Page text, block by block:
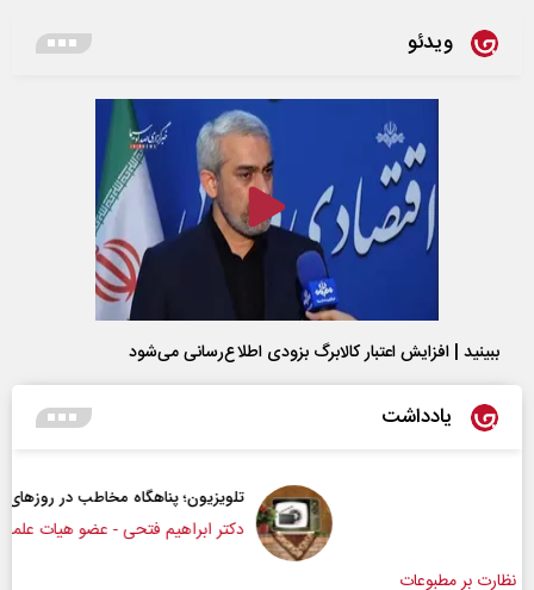
ویدئو
ببینید | افزایش اعتبار کالابرگ بزودی اطلاع‌رسانی می‌شود
یادداشت
تلویزیون؛ پناهگاه مخاطب در روزهای ابهام
دکتر ابراهیم فتحی - عضو هیات علمی دانشگاه صداوسیما